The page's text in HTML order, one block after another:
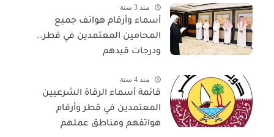
منذ 3 سنة
أسماء وأرقام هواتف جميع
المحامين المعتمدين في قطر..
ودرجات قيدهم
منذ 4 سنة
قائمة أسماء الرقاة الشرعيين
المعتمدين في قطر وأرقام
هواتفهم ومناطق عملهم